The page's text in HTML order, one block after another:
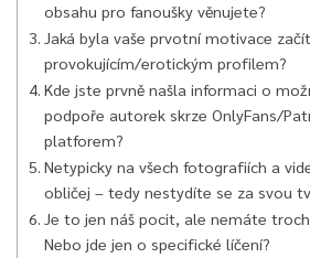
obsahu pro fanoušky věnujete?
Jaká byla vaše prvotní motivace
provokujícím/erotickým profilem?
Kde jste prvně našla informaci o
podpoře autorek skrze OnlyFans/
platforem?
Netypicky na všech fotografiích a
obličej – tedy nestydíte se za svou
Je to jen náš pocit, ale nemáte
Nebo jde jen o specifické líčení?